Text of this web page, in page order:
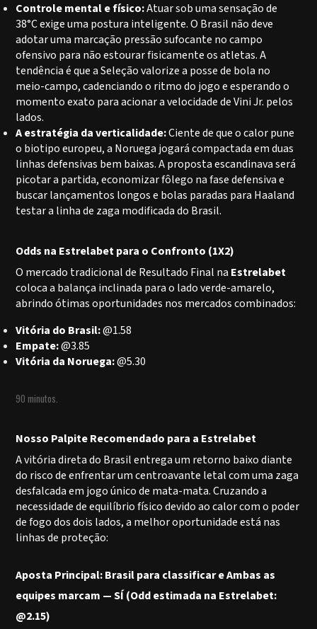
Controle mental e físico:Atuar sob uma sensação de
38°C exige uma postura inteligente. O Brasil não deve
adotar uma marcação pressão sufocante no campo
ofensivo para não estourar fisicamente os atletas. A
tendência é que a Seleção valorize a posse de bola no
meio-campo, cadenciando o ritmo do jogo e esperando o
momento exato para acionar a velocidade de Vini Jr. pelos
lados.
A estratégia da verticalidade:Ciente de que o calor pune
o biotipo europeu, a Noruega jogará compactada em duas
linhas defensivas bem baixas. A proposta escandinava será
picotar a partida, economizar fôlego na fase defensiva e
buscar lançamentos longos e bolas paradas para Haaland
testar a linha de zaga modificada do Brasil.
Odds na Estrelabet para o Confronto (1X2)
O mercado tradicional de Resultado Final na Estrelabet
coloca a balança inclinada para o lado verde-amarelo,
abrindo ótimas oportunidades nos mercados combinados:
Vitória do Brasil:@1.58
Empate:@3.85
Vitória da Noruega:@5.30
90 minutos.
Nosso Palpite Recomendado para a Estrelabet
A vitória direta do Brasil entrega um retorno baixo diante
do risco de enfrentar um centroavante letal com uma zaga
desfalcada em jogo único de mata-mata. Cruzando a
necessidade de equilíbrio físico devido ao calor com o poder
de fogo dos dois lados, a melhor oportunidade está nas
linhas de proteção:
Aposta Principal: Brasil para classificar e Ambas as
equipes marcam — SÍ (Odd estimada na Estrelabet:
@2.15)